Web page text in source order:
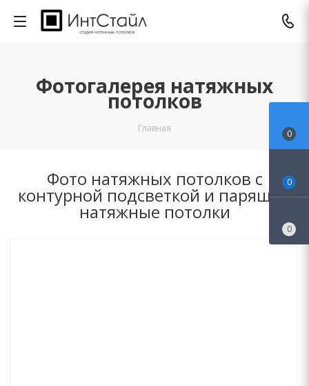
Фотогалерея натяжных
потолков
Главная
Фото натяжных потолков с
контурной подсветкой и парящие
натяжные потолки
0
0
0